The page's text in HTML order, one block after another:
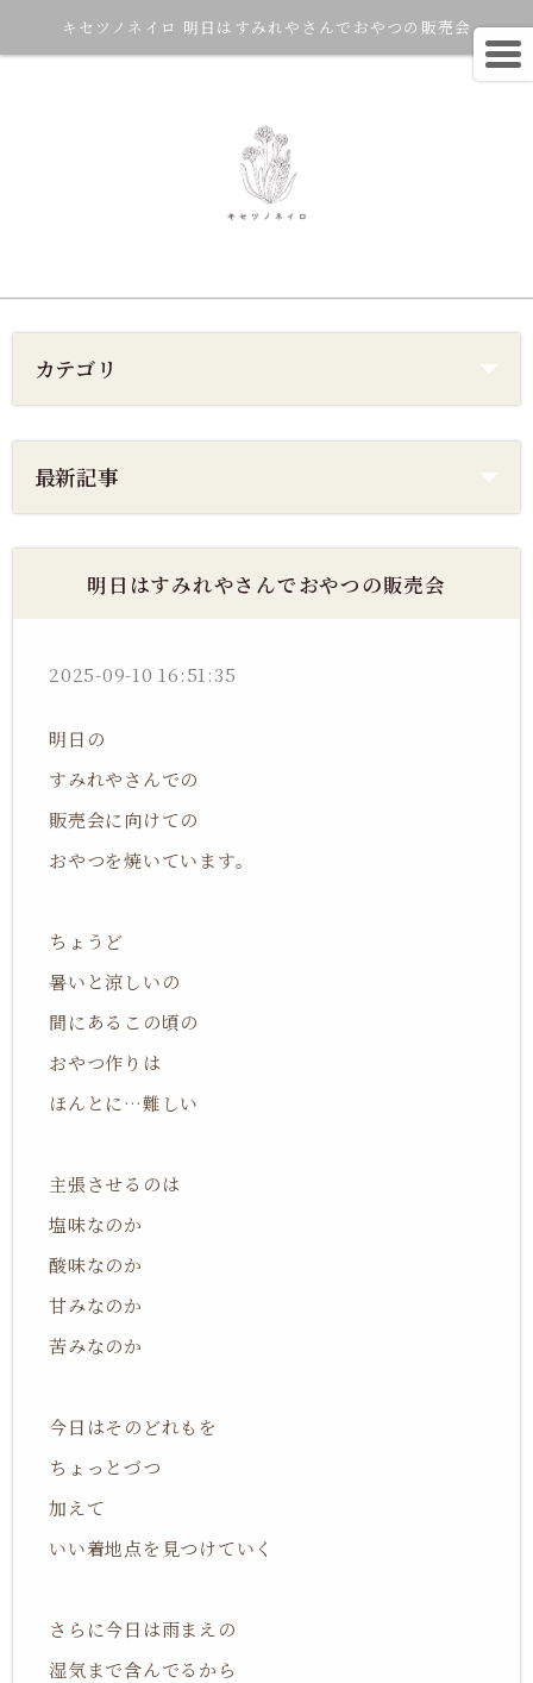
キセツノネイロ 明日はすみれやさんでおやつの販売会
カテゴリ
最新記事
明日はすみれやさんでおやつの販売会
2025-09-10 16:51:35
明日の
すみれやさんでの
販売会に向けての
おやつを焼いています。
ちょうど
暑いと涼しいの
間にあるこの頃の
おやつ作りは
ほんとに…難しい
主張させるのは
塩味なのか
酸味なのか
甘みなのか
苦みなのか
今日はそのどれもを
ちょっとづつ
加えて
いい着地点を見つけていく
さらに今日は雨まえの
湿気まで含んでるから